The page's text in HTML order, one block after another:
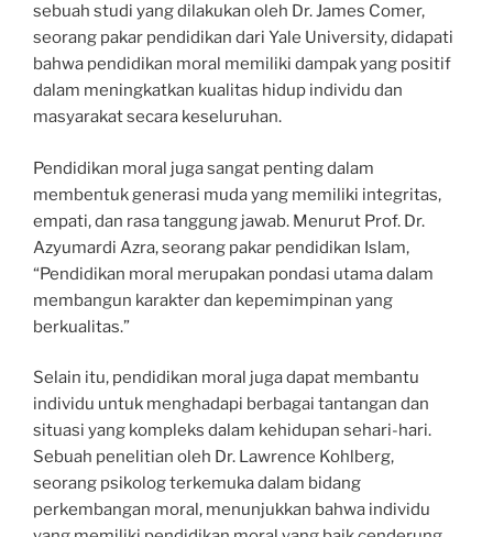
sebuah studi yang dilakukan oleh Dr. James Comer,
seorang pakar pendidikan dari Yale University, didapati
bahwa pendidikan moral memiliki dampak yang positif
dalam meningkatkan kualitas hidup individu dan
masyarakat secara keseluruhan.
Pendidikan moral juga sangat penting dalam
membentuk generasi muda yang memiliki integritas,
empati, dan rasa tanggung jawab. Menurut Prof. Dr.
Azyumardi Azra, seorang pakar pendidikan Islam,
“Pendidikan moral merupakan pondasi utama dalam
membangun karakter dan kepemimpinan yang
berkualitas.”
Selain itu, pendidikan moral juga dapat membantu
individu untuk menghadapi berbagai tantangan dan
situasi yang kompleks dalam kehidupan sehari-hari.
Sebuah penelitian oleh Dr. Lawrence Kohlberg,
seorang psikolog terkemuka dalam bidang
perkembangan moral, menunjukkan bahwa individu